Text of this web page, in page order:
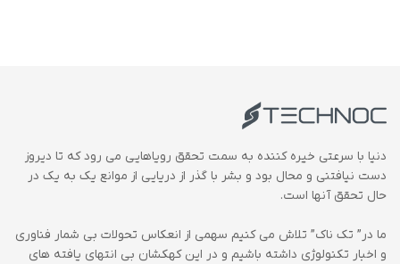
دنیا با سرعتی خیره کننده به سمت تحقق رویاهایی می رود که تا دیروز
دست نیافتنی و محال بود و بشر با گذر از دریایی از موانع یک به یک در
حال تحقق آنها است.
ما در” تک ناک” تلاش می کنیم سهمی از انعکاس تحولات بی شمار فناوری
و اخبار تکنولوژی داشته باشیم و در این کهکشان بی انتهای یافته های